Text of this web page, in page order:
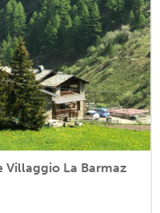
Villaggio La Barmaz